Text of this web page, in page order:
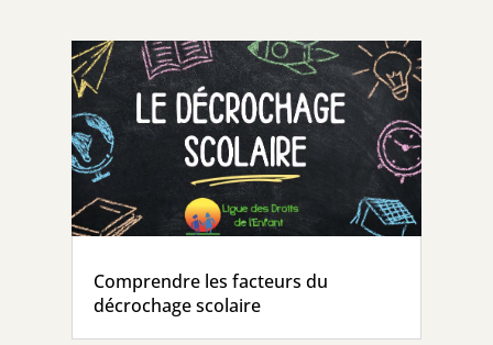
Comprendre les facteurs du
décrochage scolaire